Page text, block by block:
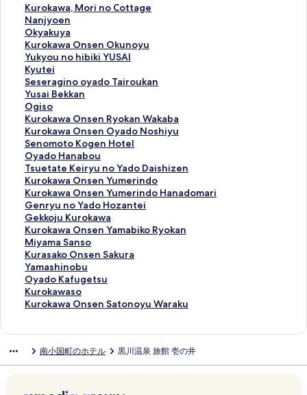
Kurokawa, Mori no Cottage
K
u
r
o
k
a
w
a
,
M
o
r
i
n
o
C
o
t
t
a
g
e
の
ペ
ー
く
リ
Nanjyoen
N
a
n
j
y
o
e
n
の
ペ
ー
ジ
を
開
く
リ
ン
ク
Okyakuya
O
k
y
a
k
u
y
a
の
ペ
ー
ジ
を
開
く
リ
ン
ク
Kurokawa Onsen Okunoyu
K
u
r
o
k
a
w
a
O
n
s
e
n
O
k
u
n
o
y
u
の
ペ
開
く
Yukyou no hibiki YUSAI
Y
u
k
y
o
u
n
o
h
i
b
i
k
i
Y
U
S
A
I
の
ペ
開
く
Kyutei
K
y
u
t
e
i
の
ペ
ー
ジ
を
開
く
リ
ン
ク
Seseragino oyado Tairoukan
S
e
s
e
r
a
g
i
n
o
o
y
a
d
o
T
a
i
r
n
Yusai Bekkan
Y
u
s
a
i
B
e
k
k
a
n
の
ペ
ー
ジ
を
開
く
Ogiso
O
g
i
s
o
の
ペ
ー
ジ
を
開
く
リ
ン
ク
Kurokawa Onsen Ryokan Wakaba
K
u
r
o
k
a
w
a
O
n
s
e
n
R
y
o
W
a
Kurokawa Onsen Oyado Noshiyu
K
u
r
o
k
a
w
a
O
n
s
e
n
O
y
o
Senomoto Kogen Hotel
S
e
n
o
m
o
t
o
K
o
g
e
n
H
の
Oyado Hanabou
O
y
a
d
o
H
a
n
a
b
o
u
の
を
開
Tsuetate Keiryu no Yado Daishizen
T
s
u
e
t
a
t
e
K
e
i
r
Y
Kurokawa Onsen Yumerindo
K
u
r
o
k
a
w
a
O
n
s
m
Kurokawa Onsen Yumerindo Hanadomari
K
u
r
o
k
a
w
a
O
n
u
Genryu no Yado Hozantei
G
e
n
r
y
u
n
o
Y
o
Gekkoju Kurokawa
G
e
k
k
o
j
u
K
a
Kurokawa Onsen Yamabiko Ryokan
K
u
r
o
k
a
w
e
Miyama Sanso
M
i
y
a
m
a
o
Kurasako Onsen Sakura
K
u
r
a
s
O
n
Yamashinobu
Y
a
m
a
o
Oyado Kafugetsu
O
y
a
f
Kurokawaso
K
u
w
Kurokawa Onsen Satonoyu Waraku
K
a
南小国町のホテル 黒川温泉 旅館 壱の井